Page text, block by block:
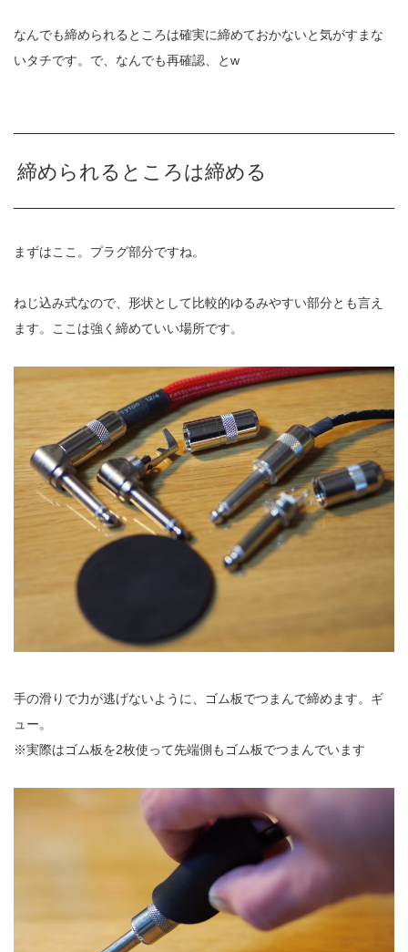
なんでも締められるところは確実に締めておかないと気がすまな
いタチです。で、なんでも再確認、とw
締められるところは締める
まずはここ。プラグ部分ですね。
ねじ込み式なので、形状として比較的ゆるみやすい部分とも言え
ます。ここは強く締めていい場所です。
手の滑りで力が逃げないように、ゴム板でつまんで締めます。ギ
ュー。
※実際はゴム板を2枚使って先端側もゴム板でつまんでいます